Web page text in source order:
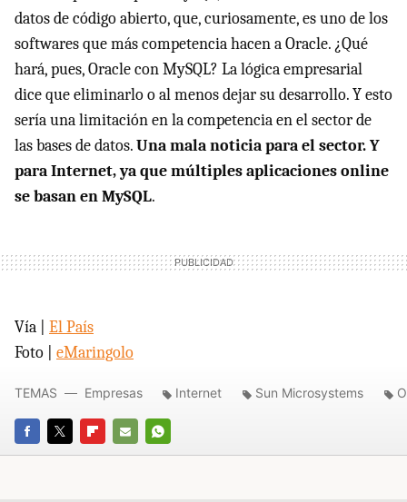
datos de código abierto, que, curiosamente, es uno de los
softwares que más competencia hacen a Oracle. ¿Qué
hará, pues, Oracle con MySQL? La lógica empresarial
dice que eliminarlo o al menos dejar su desarrollo. Y esto
sería una limitación en la competencia en el sector de
las bases de datos.Una mala noticia para el sector. Y
para Internet, ya que múltiples aplicaciones online
se basan en MySQL.
Vía | El País
Foto | eMaringolo
FACEBOOK
TWITTERFLIPBOARD
E-
WHATSAPP
TEMAS Empresas Internet Sun Microsystems